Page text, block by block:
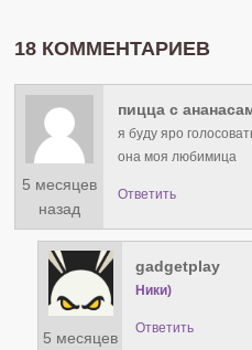
18 КОММЕНТАРИЕВ
5 месяцев
назад
пицца с
я буду яро
она моя любимица
Ответить
5 месяцев
gadgetplay
Ники)
Ответить